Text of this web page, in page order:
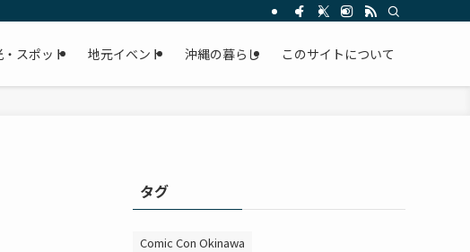
けします。
・スポット 地元イベント 沖縄の暮らし このサイトについて
タグ
Comic Con Okinawa